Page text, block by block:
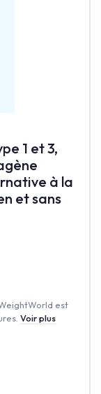
1 et 3,
à la
et sans
est
Voir plus